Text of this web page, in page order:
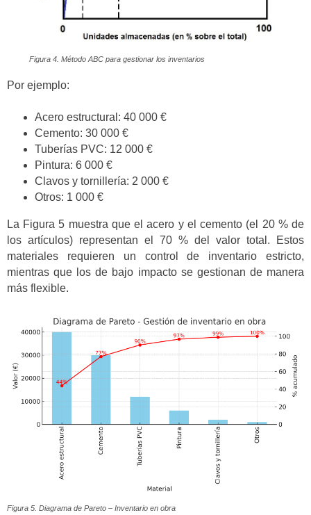
Figura 4. Método ABC para gestionar los inventarios
Por ejemplo:
Acero estructural: 40 000 €
Cemento: 30 000 €
Tuberías PVC: 12 000 €
Pintura: 6 000 €
Clavos y tornillería: 2 000 €
Otros: 1 000 €
La Figura 5 muestra que el acero y el cemento (el 20 % de
los artículos) representan el 70 % del valor total. Estos
materiales requieren un control de inventario estricto,
mientras que los de bajo impacto se gestionan de manera
más flexible.
Figura 5. Diagrama de Pareto – Inventario en obra